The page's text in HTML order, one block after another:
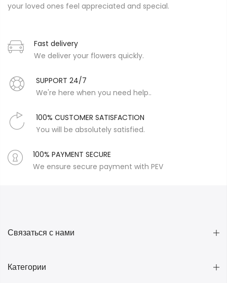
your loved ones feel appreciated and special.
Fast delivery
We deliver your flowers quickly.
SUPPORT 24/7
We're here when you need help..
100% CUSTOMER SATISFACTION
You will be absolutely satisfied.
100% PAYMENT SECURE
We ensure secure payment with PEV
Связаться с нами
Категории